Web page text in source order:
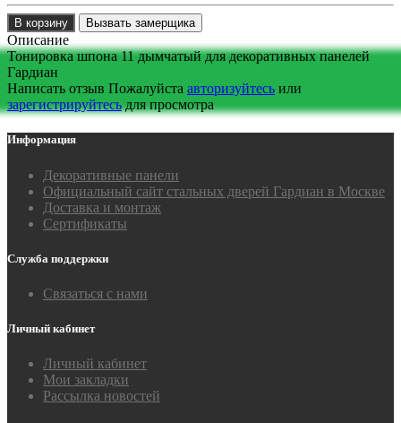
В корзину Вызвать замерщика
Описание
Тонировка шпона 11 дымчатый для декоративных панелей
Гардиан
Написать отзыв Пожалуйста авторизуйтесь или
зарегистрируйтесьдля просмотра
Информация
Декоративные панели
Официальный сайт стальных дверей Гардиан в Москве
Доставка и монтаж
Сертификаты
Служба поддержки
Связаться с нами
Личный кабинет
Личный кабинет
Мои закладки
Рассылка новостей